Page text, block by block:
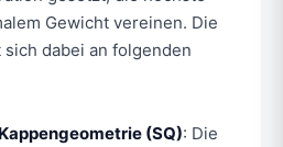
Gewicht vereinen. Die
dabei an folgenden
(SQ): Die